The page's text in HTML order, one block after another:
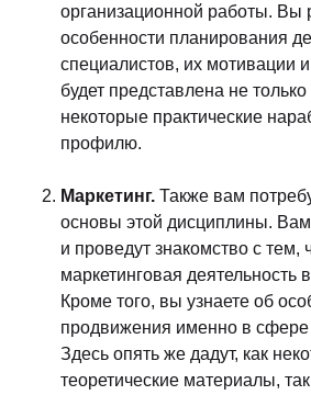
организационной работы. Вы
особенности планирования
специалистов, их мотивации
будет представлена не
некоторые практические
профилю.
Маркетинг. Также вам
основы этой дисциплины.
и проведут знакомство с тем,
маркетинговая деятельность
Кроме того, вы узнаете об
продвижения именно в сфере
Здесь опять же дадут, как
теоретические материалы,